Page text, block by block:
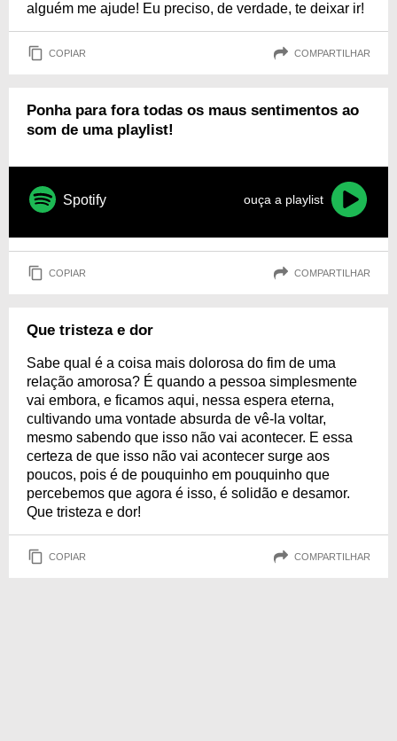
alguém me ajude! Eu preciso, de verdade, te deixar ir!
COPIAR COMPARTILHAR
Ponha para fora todas os maus sentimentos ao
som de uma playlist!
Spotify ouça a playlist
COPIAR COMPARTILHAR
Que tristeza e dor
Sabe qual é a coisa mais dolorosa do fim de uma
relação amorosa? É quando a pessoa simplesmente
vai embora, e ficamos aqui, nessa espera eterna,
cultivando uma vontade absurda de vê-la voltar,
mesmo sabendo que isso não vai acontecer. E essa
certeza de que isso não vai acontecer surge aos
poucos, pois é de pouquinho em pouquinho que
percebemos que agora é isso, é solidão e desamor.
Que tristeza e dor!
COPIAR COMPARTILHAR